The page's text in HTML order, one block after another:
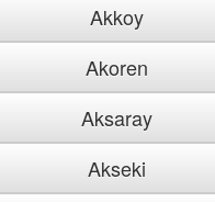
Akkoy
Akoren
Aksaray
Akseki